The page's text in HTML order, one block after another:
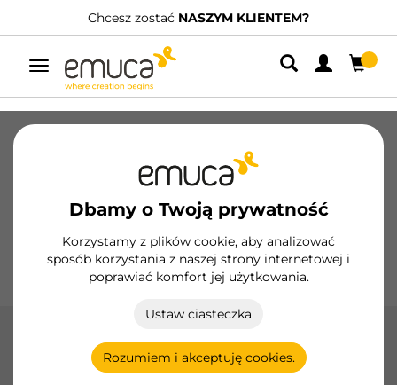
Posiadamy wyspecjalizowanych
Przełącz
nawigację
Dbamy o Twoją prywatność
Korzystamy z plików cookie, aby analizować
sposób korzystania z naszej strony internetowej i
poprawiać komfort jej użytkowania.
Ustaw ciasteczka
Rozumiem i akceptuję cookies.
Zawiasy
Systemy przesuwne Kuchnia
Ekspozytory
Pojemniki do mocowania od dołu
wyjmowane ręcznie